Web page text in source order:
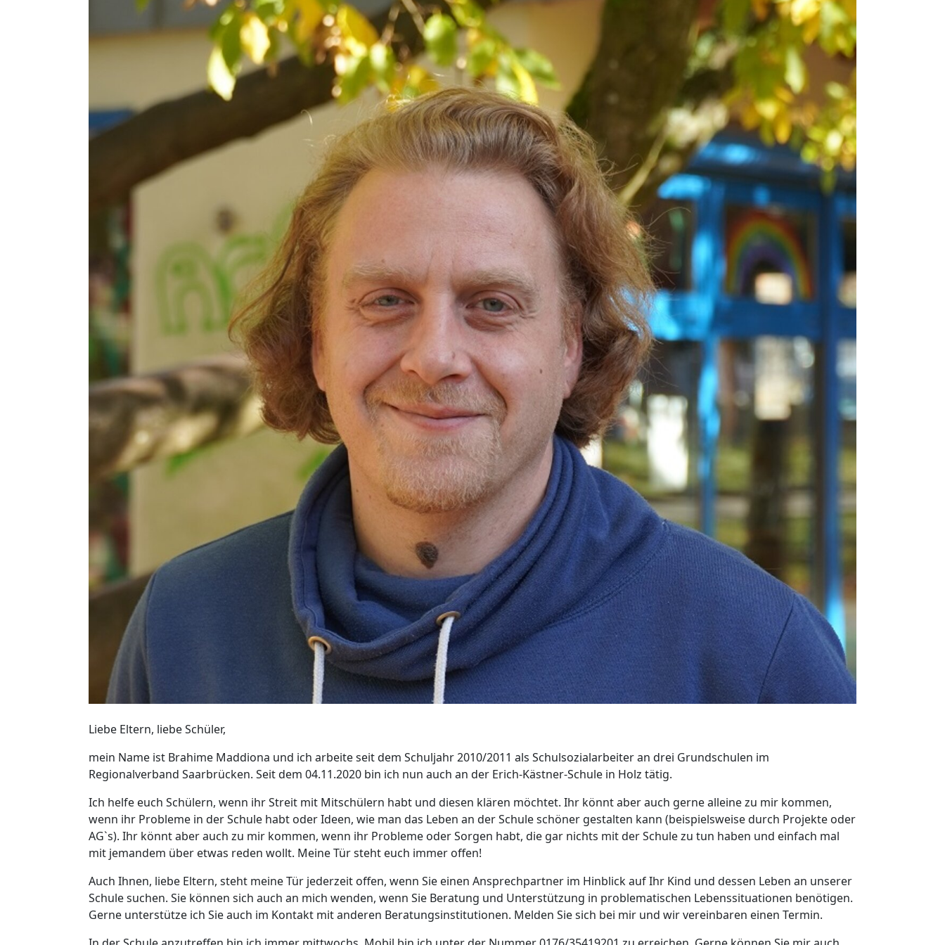
Liebe Eltern, liebe Schüler,
mein Name ist Brahime Maddiona und ich arbeite seit dem Schuljahr 2010/2011 als Schulsozialarbeiter an drei Grundschulen im
Regionalverband Saarbrücken. Seit dem 04.11.2020 bin ich nun auch an der Erich-Kästner-Schule in Holz tätig.
Ich helfe euch Schülern, wenn ihr Streit mit Mitschülern habt und diesen klären möchtet. Ihr könnt aber auch gerne alleine zu mir kommen,
wenn ihr Probleme in der Schule habt oder Ideen, wie man das Leben an der Schule schöner gestalten kann (beispielsweise durch Projekte oder
AG`s). Ihr könnt aber auch zu mir kommen, wenn ihr Probleme oder Sorgen habt, die gar nichts mit der Schule zu tun haben und einfach mal
mit jemandem über etwas reden wollt. Meine Tür steht euch immer offen!
Auch Ihnen, liebe Eltern, steht meine Tür jederzeit offen, wenn Sie einen Ansprechpartner im Hinblick auf Ihr Kind und dessen Leben an unserer
Schule suchen. Sie können sich auch an mich wenden, wenn Sie Beratung und Unterstützung in problematischen Lebenssituationen benötigen.
Gerne unterstütze ich Sie auch im Kontakt mit anderen Beratungsinstitutionen. Melden Sie sich bei mir und wir vereinbaren einen Termin.